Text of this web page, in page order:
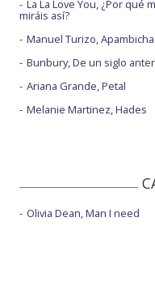
La La Love You, ¿Por qué
miráis así?
Manuel Turizo,
Bunbury, De un siglo
Ariana Grande, Petal
Melanie Martinez, Hades
Olivia Dean, Man I need